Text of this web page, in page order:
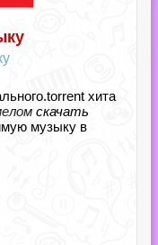
хита
скачать
музыку в